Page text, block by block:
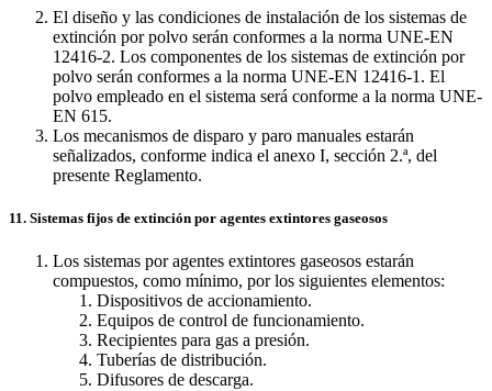
El diseño y las condiciones de instalación de los sistemas de
extinción por polvo serán conformes a la norma UNE-EN
12416-2. Los componentes de los sistemas de extinción por
polvo serán conformes a la norma UNE-EN 12416-1. El
polvo empleado en el sistema será conforme a la norma UNE-
EN 615.
Los mecanismos de disparo y paro manuales estarán
señalizados, conforme indica el anexo I, sección 2.ª, del
presente Reglamento.
11. Sistemas fijos de extinción por agentes extintores gaseosos
Los sistemas por agentes extintores gaseosos estarán
compuestos, como mínimo, por los siguientes elementos:
Dispositivos de accionamiento.
Equipos de control de funcionamiento.
Recipientes para gas a presión.
Tuberías de distribución.
Difusores de descarga.